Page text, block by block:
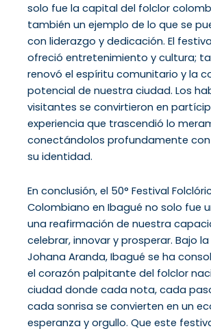
solo fue la capital del folclor
también un ejemplo de lo que se
con liderazgo y dedicación. El
ofreció entretenimiento y cultura;
renovó el espíritu comunitario y la
potencial de nuestra ciudad. Los
visitantes se convirtieron en
experiencia que trascendió lo
conectándolos profundamente con
su identidad.
En conclusión, el 50° Festival
Colombiano en Ibagué no solo fue
una reafirmación de nuestra
celebrar, innovar y prosperar. Bajo
Johana Aranda, Ibagué se ha
el corazón palpitante del folclor
ciudad donde cada nota, cada
cada sonrisa se convierten en un
esperanza y orgullo. Que este